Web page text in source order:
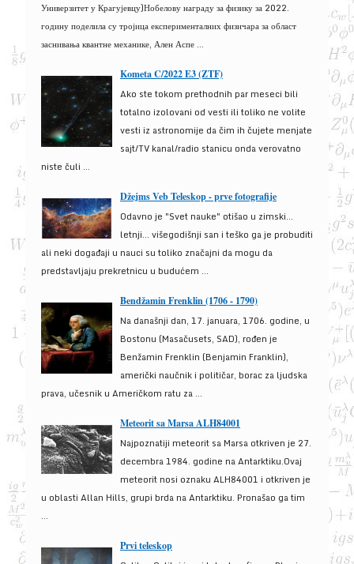
Универзитет у Крагујевцу)Нобелову награду за физику за 2022.
годину поделила су тројица експерименталних физичара за област
заснивања квантне механике, Ален Аспе ...
Kometa C/2022 E3 (ZTF)
Ako ste tokom prethodnih par meseci bili
totalno izolovani od vesti ili toliko ne volite
vesti iz astronomije da čim ih čujete menjate
sajt/TV kanal/radio stanicu onda verovatno
niste čuli ...
Džejms Veb Teleskop - prve fotografije
Odavno je "Svet nauke" otišao u zimski...
letnji... višegodišnji san i teško ga je probuditi
ali neki događaji u nauci su toliko značajni da mogu da
predstavljaju prekretnicu u budućem ...
Bendžamin Frenklin (1706 - 1790)
Na današnji dan, 17. januara, 1706. godine, u
Bostonu (Masačusets, SAD), rođen je
Benžamin Frenklin (Benjamin Franklin),
američki naučnik i političar, borac za ljudska
prava, učesnik u Američkom ratu za ...
Meteorit sa Marsa ALH84001
Najpoznatiji meteorit sa Marsa otkriven je 27.
decembra 1984. godine na Antarktiku.Ovaj
meteorit nosi oznaku ALH84001 i otkriven je
u oblasti Allan Hills, grupi brda na Antarktiku. Pronašao ga tim
...
Prvi teleskop